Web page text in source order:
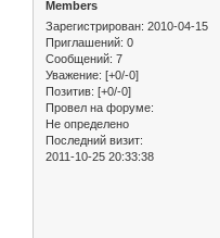
Members
Зарегистрирован: 2010-04-15
Приглашений: 0
Сообщений: 7
Уважение: [+0/-0]
Позитив: [+0/-0]
Провел на форуме:
Не определено
Последний визит:
2011-10-25 20:33:38